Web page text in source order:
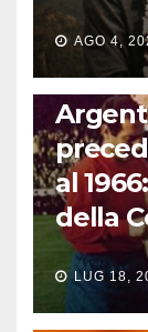
AGO 4,
CALCIO
al
della
LUG 18,
FUORI DAL